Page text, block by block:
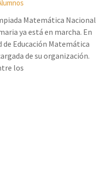
Matemática Nacional
ya está en marcha. En
de Educación Matemática
de su organización.
los